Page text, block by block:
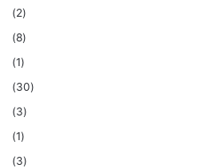
(2)
(8)
(1)
(30)
(3)
(1)
(3)